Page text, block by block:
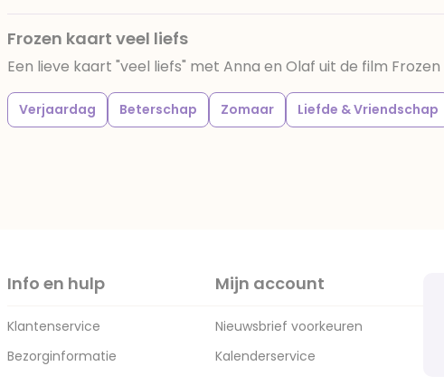
Frozen kaart veel liefs
Een lieve kaart "veel liefs" met Anna en Olaf uit de film Frozen
Verjaardag Beterschap Zomaar Liefde & Vriendschap
Info en hulp
Klantenservice
Bezorginformatie
Mijn account
Nieuwsbrief voorkeuren
Kalenderservice